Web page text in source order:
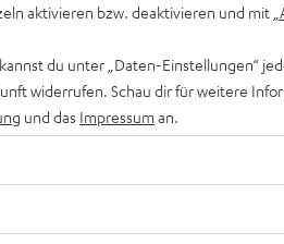
aktivieren bzw. deaktivieren und mit
du unter „Daten-Einstellungen“
widerrufen. Schau dir für weitere
und das Impressum an.